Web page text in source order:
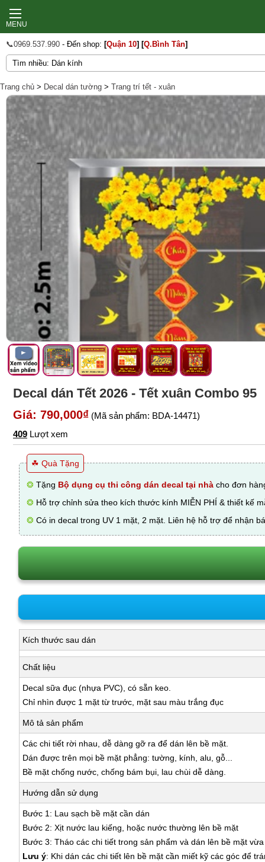
MENU
📞0969.537.990 - Đến shop: [Quận 10] [Q.Bình Tân]
Trang chủ > Decal dán tường > Trang trí tết - xuân
Decal dán Tết 2026 - Tết xuân Combo 95
Giá: 790,000₫ (Mã sản phẩm: BDA-14471)
409 Lượt xem
☘ Quà Tặng
❂ Tặng Bộ dụng cụ thi công dán decal tại nhà cho đơn
❂ Hỗ trợ chỉnh sửa theo kích thước kính MIỄN PHÍ & thiết kế
❂ Có in decal trong UV 1 mặt, 2 mặt. Liên hệ hỗ trợ để nhận
Kích thước sau dán
Chất liệu
Decal sữa đục (nhựa PVC), có sẵn keo.
Chỉ nhìn được 1 mặt từ trước, mặt sau màu trắng đục
Mô tả sản phẩm
Các chi tiết rời nhau, dễ dàng gỡ ra để dán lên bề mặt.
Dán được trên mọi bề mặt phẳng: tường, kính, alu, gỗ...
Bề mặt chống nước, chống bám bụi, lau chùi dễ dàng.
Hướng dẫn sử dụng
Bước 1: Lau sạch bề mặt cần dán
Bước 2: Xịt nước lau kiếng, hoặc nước thường lên bề mặt
Bước 3: Tháo các chi tiết trong sản phẩm và dán lên bề mặt
Lưu ý: Khi dán các chi tiết lên bề mặt cần miết kỹ các góc để